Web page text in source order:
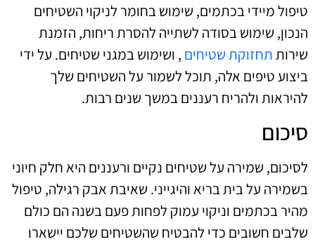
טיפול מיידי בכתמים, שימוש בחומר לניקוי השטיחים
הנכון, שימוש בסודה לשתייה להסרת ריחות, הזמנת
שירותתחזוקת שטיחים , ושימוש במגני שטיחים. על ידי
ביצוע טיפים אלה, תוכל לשמור על השטיחים שלך
להיראות ולהריח רעננים במשך שנים רבות.
סיכום
לסיכום, שמירה על שטיחים נקיים ורעננים היא חלק חיוני
בשמירה על בית בריא והיגייני. שאיבת אבק רגילה, טיפול
מהיר בכתמים וניקוי עמוק לפחות פעם בשנה הם כולם
שלבים חשובים כדי להבטיח שהשטיחים שלכם יישארו